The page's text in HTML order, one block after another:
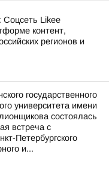
Соцсеть Likee
контент,
регионов и
государственного
университета имени
состоялась
встреча с
Петербургского
и...